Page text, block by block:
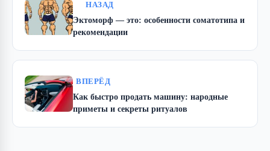
НАЗАД
Эктоморф — это: особенности соматотипа и
рекомендации
ВПЕРЁД
Как быстро продать машину: народные
приметы и секреты ритуалов